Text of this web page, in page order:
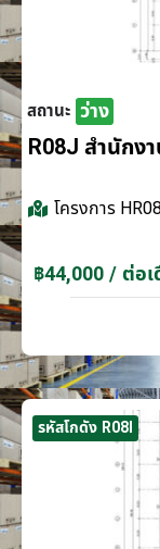
สถานะ ว่าง
R08J สำนักง
โครงการ
฿44,000 / ต่อ
รหัสโกดัง R08I